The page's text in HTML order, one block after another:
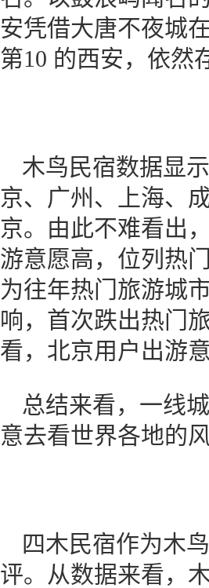
安凭借大唐不夜城
第10 的西安，依然
木鸟民宿数据显
京、广州、上海、
京。由此不难看出
游意愿高，位列热
为往年热门旅游城
响，首次跌出热门
看，北京用户出游
总结来看，一线
意去看世界各地的风
四木民宿作为木
评。从数据来看，